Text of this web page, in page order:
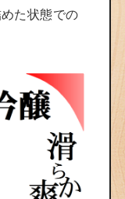
た状態での